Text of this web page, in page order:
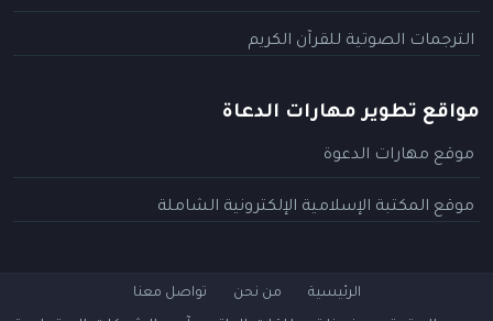
الترجمات الصوتية للقرآن الكريم
مواقع تطوير مهارات الدعاة
موقع مهارات الدعوة
موقع المكتبة الإسلامية الإلكترونية الشاملة
الرئيسية من نحن تواصل معنا